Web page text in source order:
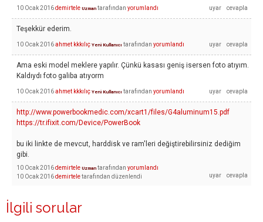
10 Ocak 2016demirtele Uzman tarafından yorumlandı
Teşekkür ederim.
10 Ocak 2016ahmet kkkılıç Yeni Kullanıcı tarafından yorumlandı
Ama eski model meklere yapılır. Çünkü kasası geniş isersen foto atıyım.
Kaldıydı foto galiba atıyorm
10 Ocak 2016ahmet kkkılıç Yeni Kullanıcı tarafından yorumlandı
http://www.powerbookmedic.com/xcart1/files/G4aluminum15.pdf
https://tr.ifixit.com/Device/PowerBook
bu iki linkte de mevcut, harddisk ve ram'leri değiştirebilirsiniz dediğim
gibi.
10 Ocak 2016demirtele Uzman tarafından yorumlandı
10 Ocak 2016demirteletarafından düzenlendi
İlgili sorular